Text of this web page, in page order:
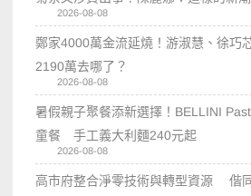
2026-08-08
鄭家4000萬金流延燒！游淑慧、徐巧
2190萬去哪了？
2026-08-08
暑假親子聚餐添新選擇！BELLINI
童餐 手工義大利麵240元起
2026-08-08
高市府整合淨零技術與轉型資源 偕